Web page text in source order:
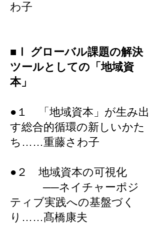
わ子
■Ⅰ グローバル課題の解決
ツールとしての「地域資
本」
●１ 「地域資本」が生み出
す総合的循環の新しいかた
ち……重藤さわ子
●２ 地域資本の可視化
──ネイチャーポジ
ティブ実践への基盤づく
り……髙橋康夫